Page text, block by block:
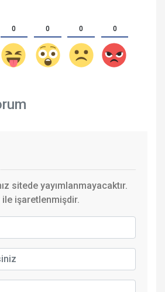
0 0 0 0
sitede yayımlanmayacaktır.
ile işaretlenmişdir.